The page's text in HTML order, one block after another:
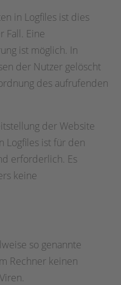
in Logfiles ist dies
Fall. Eine
ist möglich. In
der Nutzer gelöscht
des aufrufenden
der Website
Logfiles ist für den
erforderlich. Es
keine
so genannte
Rechner keinen